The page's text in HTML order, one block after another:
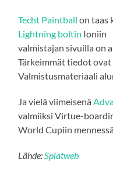
Techt Paintball on taas
Lightning boltin Ioniin
valmistajan sivuilla on
Tärkeimmät tiedot ovat
Valmistusmateriaali
Ja vielä viimeisenä
valmiiksi Virtue-
World Cupiin
Lähde: Splatweb